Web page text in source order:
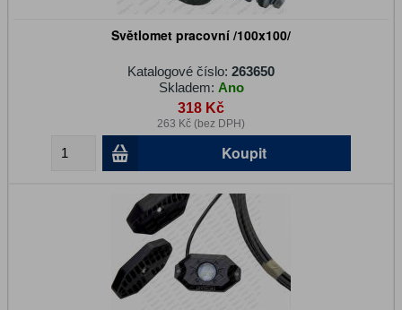
Světlomet pracovní /100x100/
Katalogové číslo: 263650
Skladem: Ano
318 Kč
263 Kč (bez DPH)
Koupit